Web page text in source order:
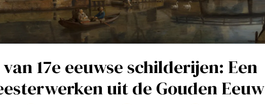
17e eeuwse schilderijen: Een
uit de Gouden Eeuw